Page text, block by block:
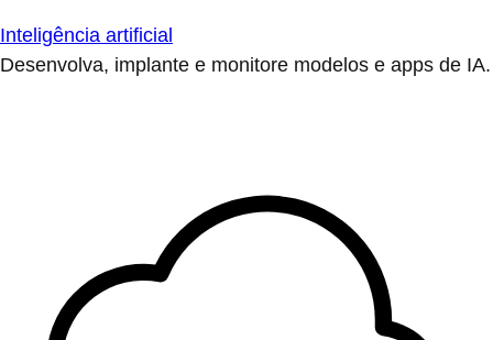
Inteligência artificial
Desenvolva, implante e monitore modelos e apps de IA.